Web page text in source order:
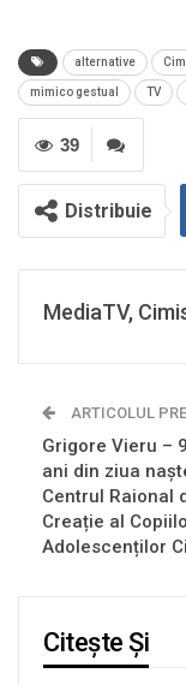
alternative
mimico gestual TV
39
Distribuie
MediaTV,
ARTICOLUL
Grigore Vieru –
ani din ziua
Centrul Raional
Creație al
Adolescenților
Citește Și